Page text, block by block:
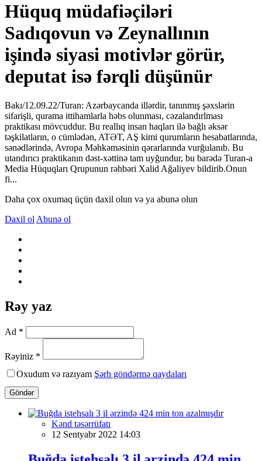
Hüquq müdafiəçiləri
Sadıqovun və Zeynallının
işində siyasi motivlər görür,
deputat isə fərqli düşünür
Bakı/12.09.22/Turan: Azərbaycanda illərdir, tanınmış şəxslərin
sifarişli, qurama ittihamlarla həbs olunması, cəzalandırlması
praktikası mövcuddur. Bu reallıq insan haqları ilə bağlı əksər
təşkilatların, o cümlədən, ATƏT, AŞ kimi qurumların hesabatlarında,
sənədlərində, Avropa Məhkəməsinin qərarlarında vurğulanıb. Bu
utandırıcı praktikanın dəst-xəttinə tam uyğundur, bu barədə Turan-a
Media Hüquqları Qrupunun rəhbəri Xalid Ağaliyev bildirib.Onun
fi...
Daha çox oxumaq üçün daxil olun və ya abunə olun
Daxil ol Abunə ol
Rəy yaz
Ad *
Rəyiniz *
Oxudum və razıyam Şərh göndərmə qaydaları
Göndər
Kənd təsərrüfatı
12 Sentyabr 2022 14:03